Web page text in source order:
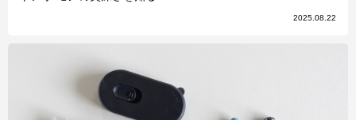
2025.08.22